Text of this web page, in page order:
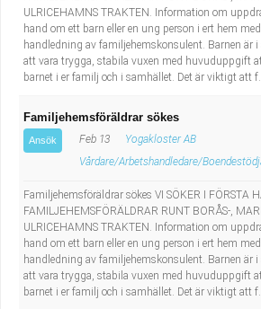
ULRICEHAMNS TRAKTEN. Information om
hand om ett barn eller en ung person i ert hem
handledning av familjehemskonsulent. Barnen är
att vara trygga, stabila vuxen med huvuduppgift
barnet i er familj och i samhället. Det är viktigt att
Familjehemsföräldrar sökes
Ansök Feb 13
Yogakloster AB
Vårdare/Arbetshandledare/
Familjehemsföräldrar sökes VI SÖKER I FÖRSTA
FAMILJEHEMSFÖRÄLDRAR RUNT BORÅS-,
ULRICEHAMNS TRAKTEN. Information om
hand om ett barn eller en ung person i ert hem
handledning av familjehemskonsulent. Barnen är
att vara trygga, stabila vuxen med huvuduppgift
barnet i er familj och i samhället. Det är viktigt att